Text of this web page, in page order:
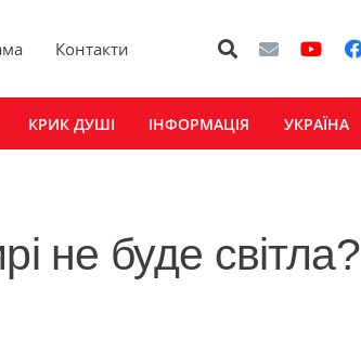
Контакти
КРИК ДУШІ ІНФОРМАЦІЯ УКРАЇНА
не буде світла?